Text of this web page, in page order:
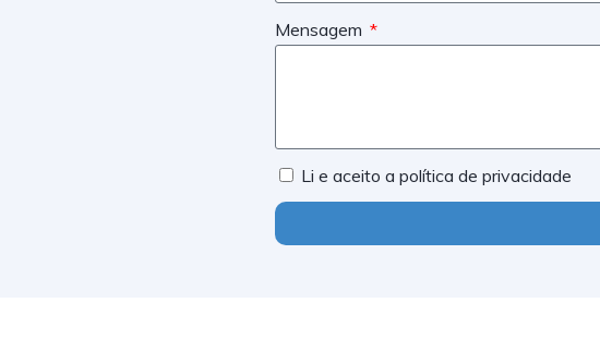
Mensagem
Li e aceito a política de privacidade